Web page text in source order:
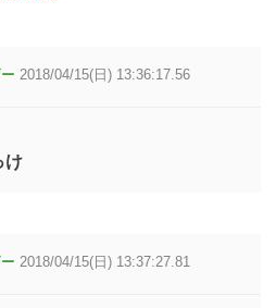
2018/04/15(日) 13:36:17.56
け
2018/04/15(日) 13:37:27.81